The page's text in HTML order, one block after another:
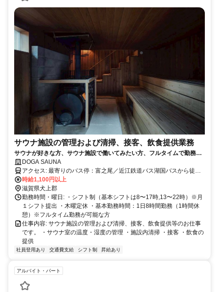
サウナ施設の管理および清掃、接客、飲食提供業務
サウナが好きな方、サウナ施設で働いてみたい方、フルタイムで勤務い
ただける方、大歓迎！／20代～30代のスタッフ活躍中！／通勤手当支給
／
DOGA SAUNA
アクセス: 最寄りのバス停：富之尾／近江鉄道バス湖国バスから徒歩
約26分
時給1,100円以上
滋賀県犬上郡
勤務時間・曜日: ・シフト制（基本シフトは8〜17時,13〜22時）※月
１シフト提出 ・木曜定休 ・基本勤務時間：1日8時間勤務（1時間休
憩）※フルタイム勤務が可能な方
仕事内容: サウナ施設の管理および清掃、接客、飲食提供等のお仕事
です。 ・サウナ室の温度・湿度の管理 ・施設内清掃 ・接客 ・飲食の
提供
社員登用あり 交通費支給 シフト制 昇給あり
アルバイト・パート